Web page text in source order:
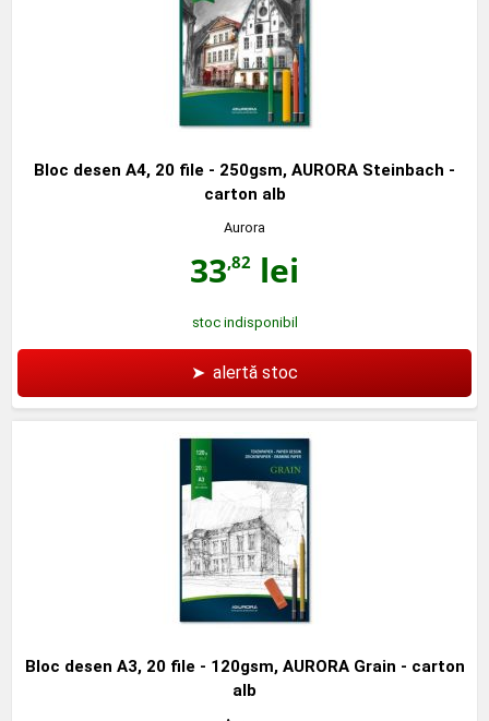
Bloc desen A4, 20 file - 250gsm, AURORA Steinbach -
carton alb
Aurora
33,82 lei
stoc indisponibil
➤ alertă stoc
Bloc desen A3, 20 file - 120gsm, AURORA Grain - carton
alb